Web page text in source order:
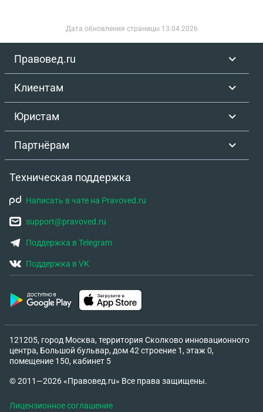
Дата обновления страницы 13.04.2026
Правовед.ru
Клиентам
Юристам
Партнёрам
Техническая поддержка
Написать в чате на Pravoved.ru
support@pravoved.ru
Поддержка в Telegram
Поддержка в VK
121205, город Москва, территория Сколково инновационного
центра, Большой бульвар, дом 42 строение 1, этаж 0,
помещение 150, кабинет 5
© 2011—2026 «Правовед.ru» Все права защищены.
Лицензионное соглашение